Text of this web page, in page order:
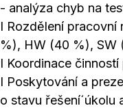
- analýza chyb na
I Rozdělení
%), HW (40 %), SW
I Koordinace
I Poskytování a
o stavu řešení´úkolu